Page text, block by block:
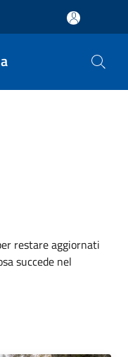
restare aggiornati
succede nel